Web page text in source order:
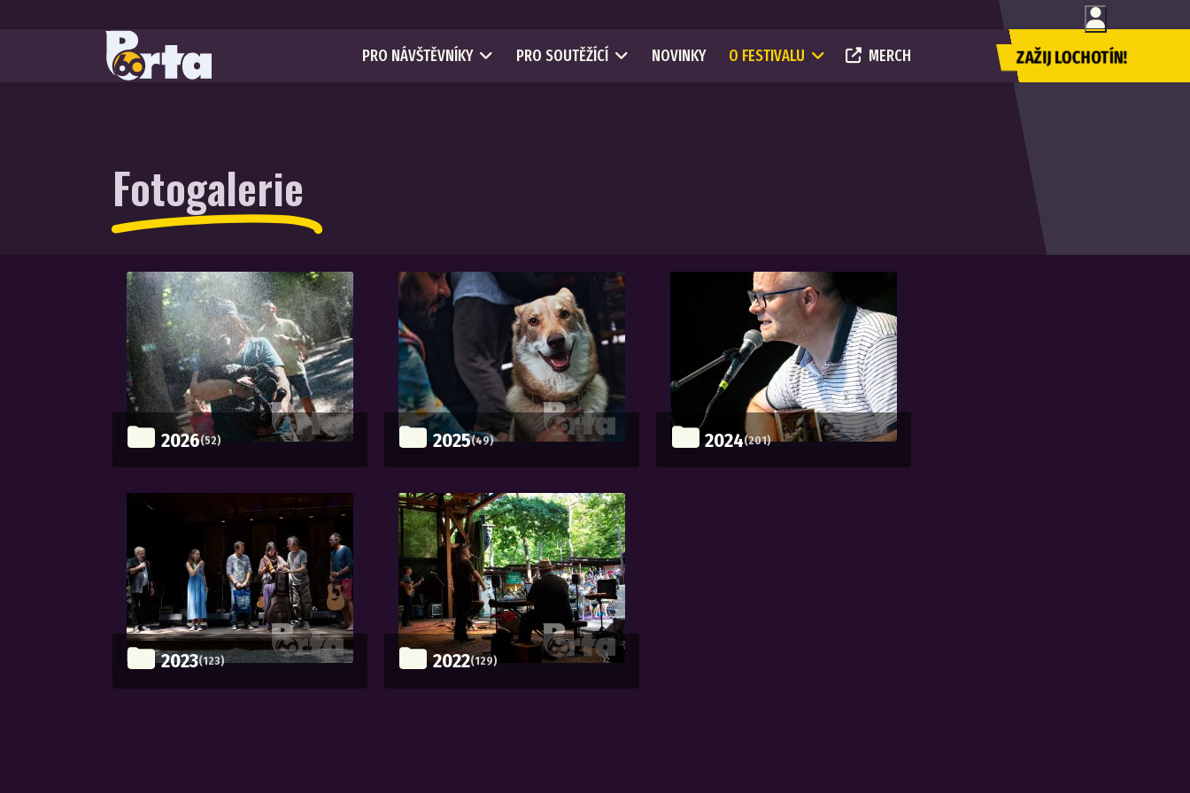
PRO NÁVŠTĚVNÍKY PRO SOUTĚŽÍCÍ NOVINKY O FESTIVALU MERCH ZAŽIJ LOCHOTÍN!
Fotogalerie
2026(52) 2025(49) 2024(201)
2023(123) 2022(129)